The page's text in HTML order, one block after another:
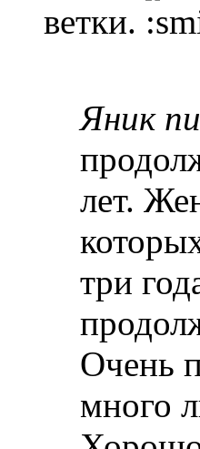
ветки.
Яник
лет.
три
Очень
много